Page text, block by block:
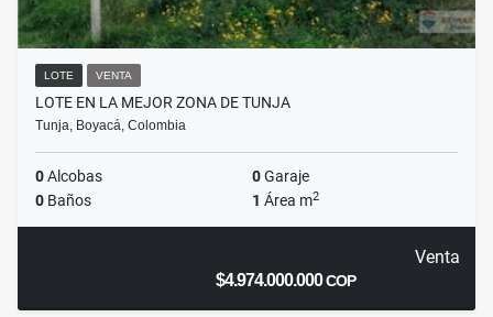
LOTE VENTA
LOTE EN LA MEJOR ZONA DE TUNJA
Tunja, Boyacá, Colombia
0Alcobas 0Garaje
0 Baños 1 Área m2
Venta
$4.974.000.000COP